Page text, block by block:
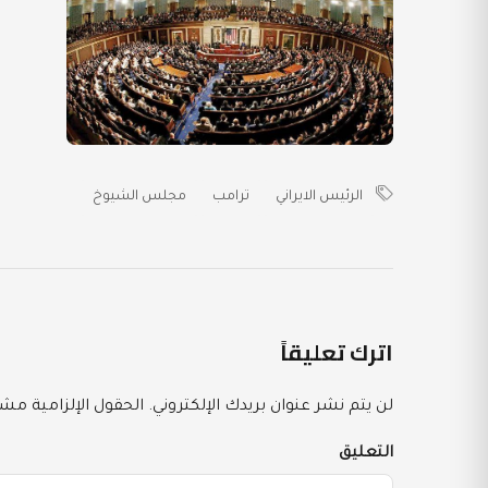
الرئيس الايراني ترامب مجلس الشيوخ
اترك تعليقاً
لن يتم نشر عنوان بريدك الإلكتروني. الحقول الإلزامية
التعليق